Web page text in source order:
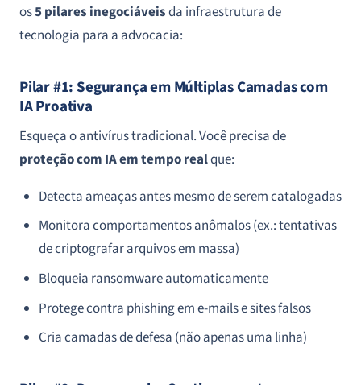
os5 pilares inegociáveisda infraestrutura de
tecnologia para a advocacia:
Pilar #1: Segurança em Múltiplas Camadas com
IA Proativa
Esqueça o antivírus tradicional. Você precisa de
proteção com IA em tempo realque:
Detecta ameaças antes mesmo de serem catalogadas
Monitora comportamentos anômalos (ex.: tentativas
de criptografar arquivos em massa)
Bloqueia ransomware automaticamente
Protege contra phishing em e-mails e sites falsos
Cria camadas de defesa (não apenas uma linha)